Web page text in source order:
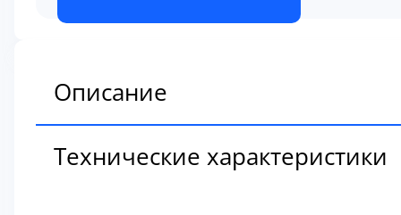
Описание
Технические характеристики